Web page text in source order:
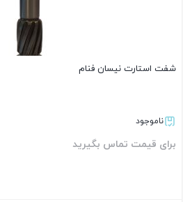
شفت استارت نیسان فنام
ناموجود
برای قیمت تماس بگیرید